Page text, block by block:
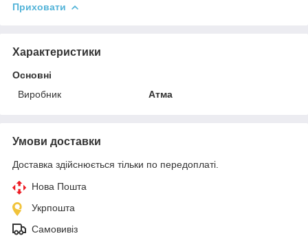
Приховати
Характеристики
Основні
Виробник
Атма
Умови доставки
Доставка здійснюється тільки по передоплаті.
Нова Пошта
Укрпошта
Самовивіз